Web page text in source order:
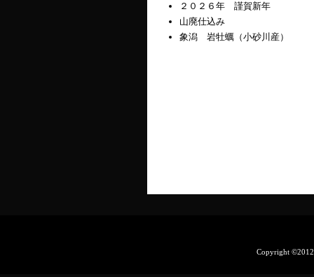
２０２６年 謹賀新年
山廃仕込み
象潟 岩牡蠣（小砂川産）
Copyright